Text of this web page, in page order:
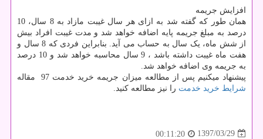
افزایش جریمه
همان طور که گفته شد به ازای هر سال غیبت مازاد به 8 سال، 10
درصد به مبلغ جریمه پایه اضافه خواهد شد و مدت غیبت افراد بیش
از شش ماه، یک سال به حساب می آید. بنابراین فردی که 8 سال و
هفت ماه غیبت داشته باشد ، 9 سال محاسبه خواهد شد و 10 درصد
به جریمه وی اضافه خواهد شد.
پیشنهاد میکنیم پس از مطالعه میزان جریمه خرید خدمت 97 مقاله
شرایط خرید خدمت را نیز مطالعه کنید.
1397/03/29
00:11:20